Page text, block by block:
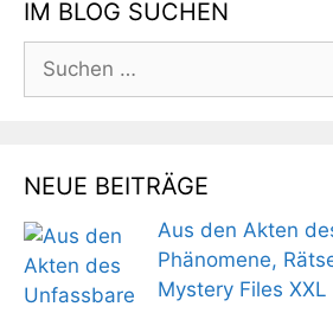
IM BLOG SUCHEN
Suchen
nach:
NEUE BEITRÄGE
Aus den Akten
Phänomene,
Mystery Files